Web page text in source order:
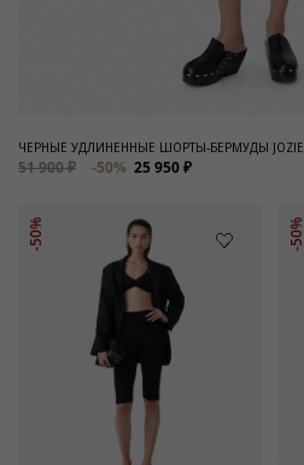
ЧЕРНЫЕ УДЛИНЕННЫЕ ШОРТЫ-БЕРМУДЫ JOZIE
51 900 ₽ -50% 25 950 ₽
-50% -50%